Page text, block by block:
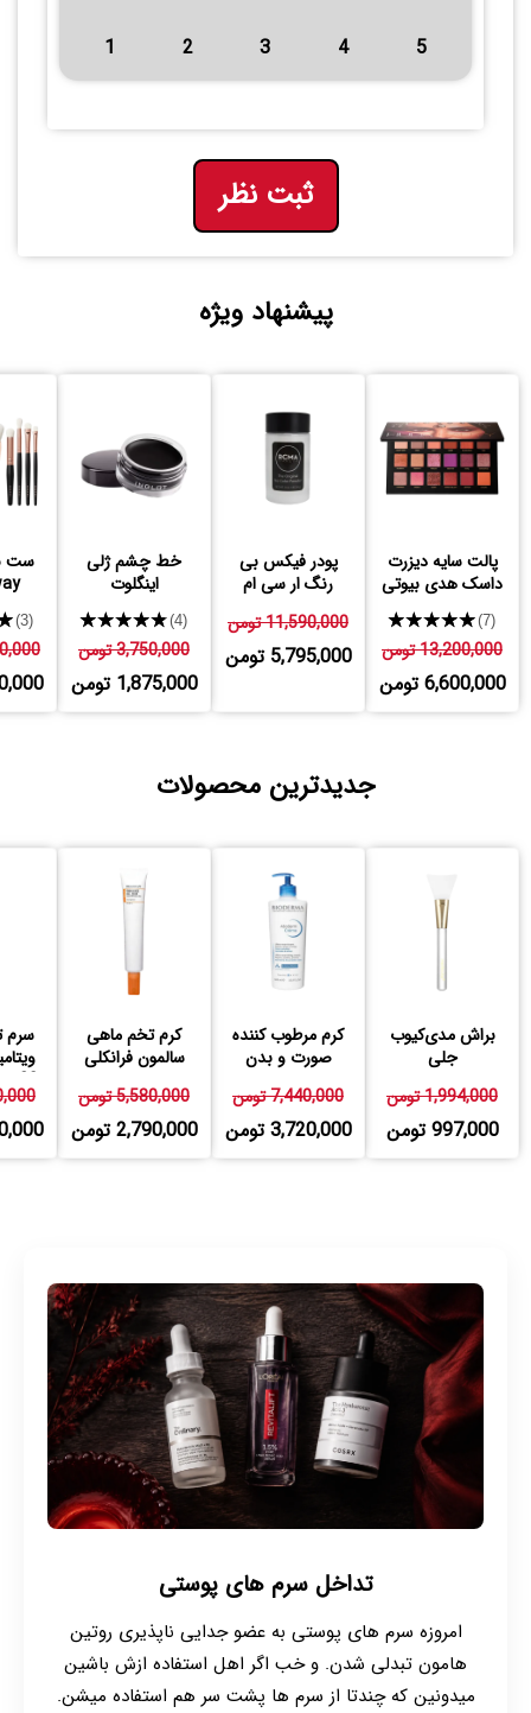
1 2 3 4 5
ثبت نظر
پیشنهاد ویژه
پالت سایه دیزرت
داسک هدی بیوتی
★★★★★(7)
13,200,000 تومن
6,600,000 تومن
پودر فیکس بی
رنگ ار سی ام
11,590,000 تومن
5,795,000 تومن
خط چشم ژلی
اینگلوت
★★★★★(4)
3,750,000 تومن
1,875,000 تومن
ست
(3)
جدیدترین محصولات
براش مدی‌کیوب
جلی
1,994,000 تومن
997,000 تومن
کرم مرطوب کننده
صورت و بدن
7,440,000 تومن
3,720,000 تومن
کرم تخم ماهی
سالمون فرانکلی
5,580,000 تومن
2,790,000 تومن
سرم
23 درصد فرانکلی
تداخل سرم های پوستی
امروزه سرم های پوستی به عضو جدایی ناپذیری روتین
هامون تبدلی شدن. و خب اگر اهل استفاده ازش باشین
میدونین که چندتا از سرم ها پشت سر هم استفاده میشن.